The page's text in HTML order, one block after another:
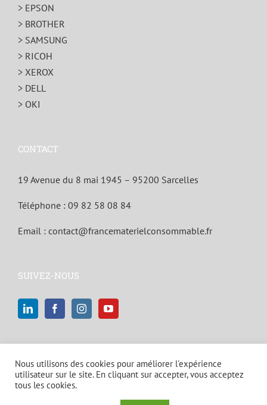
> EPSON
> BROTHER
> SAMSUNG
> RICOH
> XEROX
> DELL
> OKI
CONTACT
19 Avenue du 8 mai 1945 – 95200 Sarcelles
Téléphone : 09 82 58 08 84
Email : contact@francematerielconsommable.fr
SUIVEZ-NOUS
Nous utilisons des cookies pour améliorer l'expérience
utilisateur sur le site. En cliquant sur accepter, vous acceptez
tous les cookies.